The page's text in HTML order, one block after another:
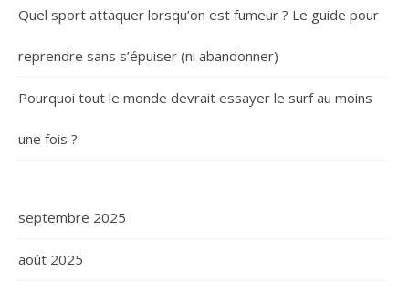
Quel sport attaquer lorsqu’on est fumeur ? Le guide pour
reprendre sans s’épuiser (ni abandonner)
Pourquoi tout le monde devrait essayer le surf au moins
une fois ?
septembre 2025
août 2025